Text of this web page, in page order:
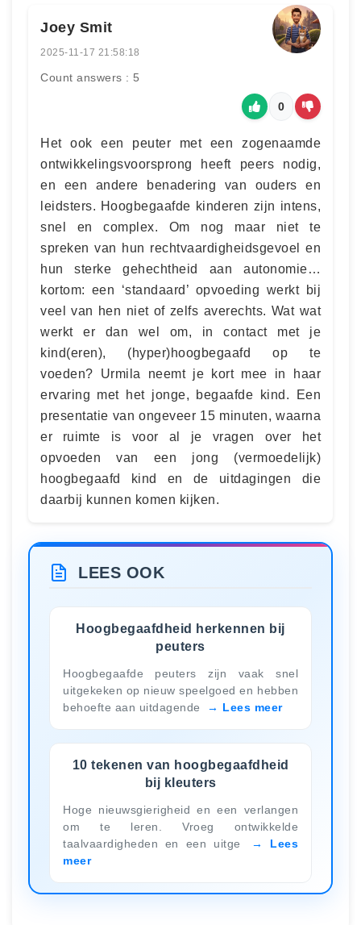
Joey Smit
2025-11-17 21:58:18
Count answers : 5
0
Het ook een peuter met een zogenaamde
ontwikkelingsvoorsprong heeft peers nodig,
en een andere benadering van ouders en
leidsters. Hoogbegaafde kinderen zijn intens,
snel en complex. Om nog maar niet te
spreken van hun rechtvaardigheidsgevoel en
hun sterke gehechtheid aan autonomie…
kortom: een ‘standaard’ opvoeding werkt bij
veel van hen niet of zelfs averechts. Wat wat
werkt er dan wel om, in contact met je
kind(eren), (hyper)hoogbegaafd op te
voeden? Urmila neemt je kort mee in haar
ervaring met het jonge, begaafde kind. Een
presentatie van ongeveer 15 minuten, waarna
er ruimte is voor al je vragen over het
opvoeden van een jong (vermoedelijk)
hoogbegaafd kind en de uitdagingen die
daarbij kunnen komen kijken.
LEES OOK
Hoogbegaafdheid herkennen bij
peuters
Hoogbegaafde peuters zijn vaak snel
uitgekeken op nieuw speelgoed en hebben
behoefte aan uitdagende
Lees meer
10 tekenen van hoogbegaafdheid
bij kleuters
Hoge nieuwsgierigheid en een verlangen
om te leren. Vroeg ontwikkelde
taalvaardigheden en een uitge
Lees
meer